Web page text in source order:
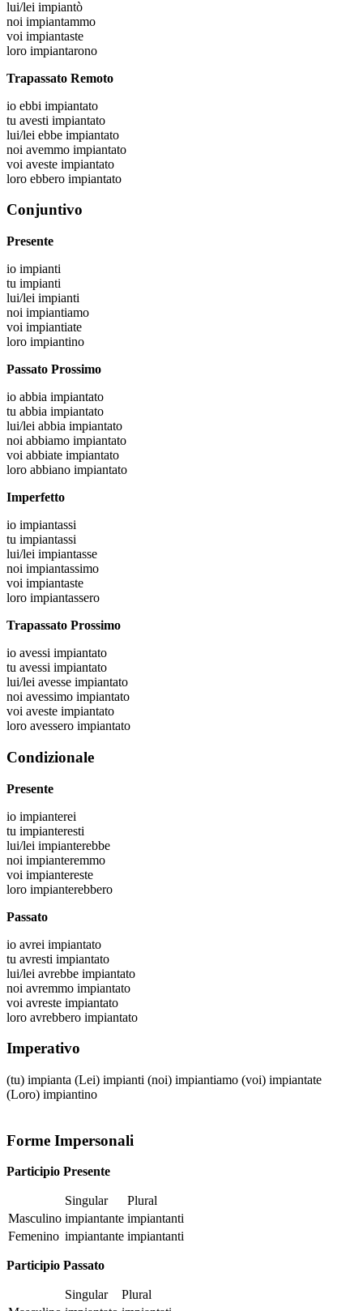
lui/lei impiantò
noi impiantammo
voi impiantaste
loro impiantarono
Trapassato Remoto
io ebbi impiantato
tu avesti impiantato
lui/lei ebbe impiantato
noi avemmo impiantato
voi aveste impiantato
loro ebbero impiantato
Conjuntivo
Presente
io impianti
tu impianti
lui/lei impianti
noi impiantiamo
voi impiantiate
loro impiantino
Passato Prossimo
io abbia impiantato
tu abbia impiantato
lui/lei abbia impiantato
noi abbiamo impiantato
voi abbiate impiantato
loro abbiano impiantato
Imperfetto
io impiantassi
tu impiantassi
lui/lei impiantasse
noi impiantassimo
voi impiantaste
loro impiantassero
Trapassato Prossimo
io avessi impiantato
tu avessi impiantato
lui/lei avesse impiantato
noi avessimo impiantato
voi aveste impiantato
loro avessero impiantato
Condizionale
Presente
io impianterei
tu impianteresti
lui/lei impianterebbe
noi impianteremmo
voi impiantereste
loro impianterebbero
Passato
io avrei impiantato
tu avresti impiantato
lui/lei avrebbe impiantato
noi avremmo impiantato
voi avreste impiantato
loro avrebbero impiantato
Imperativo
(tu) impianta (Lei) impianti (noi) impiantiamo (voi) impiantate
(Loro) impiantino
Forme Impersonali
Participio Presente
Singular
Plural
Masculino impiantante impiantanti
Femenino impiantante impiantanti
Participio Passato
Singular
Plural